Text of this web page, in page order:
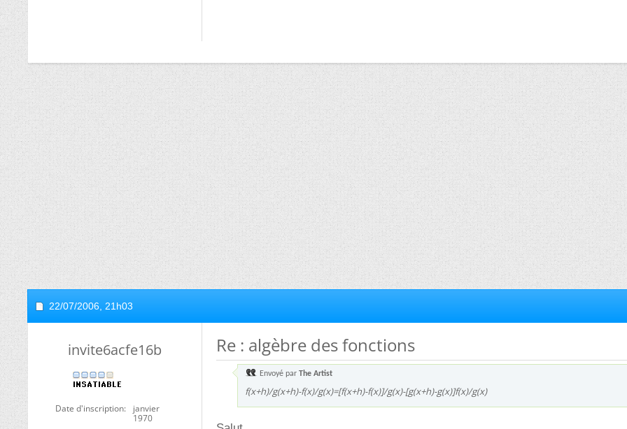
22/07/2006, 21h03
invite6acfe16b
Date d'inscription
janvier
1970
Re : algèbre des fonctions
Envoyé par The Artist
f(x+h)/g(x+h)-f(x)/g(x)=[f(x+h)-f(x)]/g(x)-[g(x+h)-g(x)]f(x)/g(x)